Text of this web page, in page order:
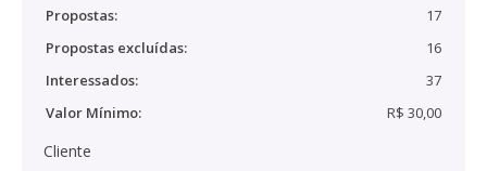
Propostas:
17
Propostas excluídas:
16
Interessados:
37
Valor Mínimo:
R$ 30,00
Cliente